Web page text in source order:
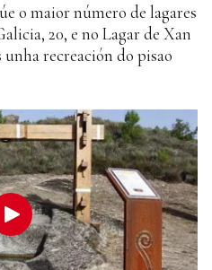
o maior número de lagares
20, e no Lagar de Xan
recreación do pisao